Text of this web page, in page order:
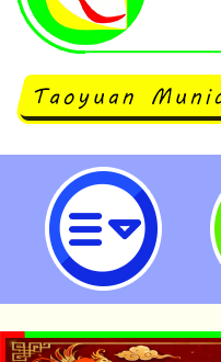
財團法人臺灣
衛教單張-桃園